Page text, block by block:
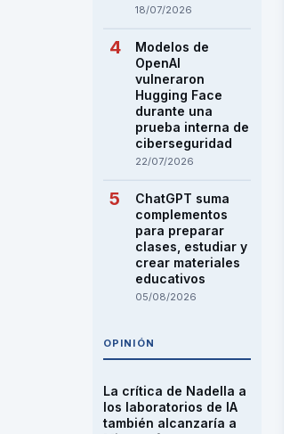
18/07/2026
Modelos de
OpenAI
vulneraron
Hugging Face
durante una
prueba interna de
ciberseguridad
22/07/2026
ChatGPT suma
complementos
para preparar
clases, estudiar y
crear materiales
educativos
05/08/2026
OPINIÓN
La crítica de Nadella a
los laboratorios de IA
también alcanzaría a